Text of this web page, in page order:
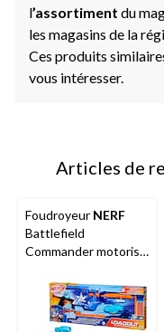
l’assortiment du
les magasins de la
Ces produits
vous intéresser.
Articles de
Foudroyeur NERF
Battlefield
Commander motorisé